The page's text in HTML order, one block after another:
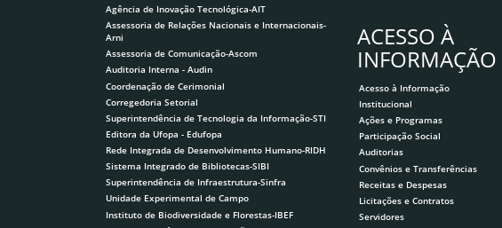
Agência de Inovação Tecnológica-AIT
Assessoria de Relações Nacionais e Internacionais-
Arni
Assessoria de Comunicação-Ascom
Auditoria Interna - Audin
Coordenação de Cerimonial
Corregedoria Setorial
Superintendência de Tecnologia da Informação-STI
Editora da Ufopa - Edufopa
Rede Integrada de Desenvolvimento Humano-RIDH
Sistema Integrado de Bibliotecas-SIBI
Superintendência de Infraestrutura-Sinfra
Unidade Experimental de Campo
Instituto de Biodiversidade e Florestas-IBEF
ACESSO À
INFORMAÇÃO
Acesso à Informação
Institucional
Ações e Programas
Participação Social
Auditorias
Convênios e Transferências
Receitas e Despesas
Licitações e Contratos
Servidores